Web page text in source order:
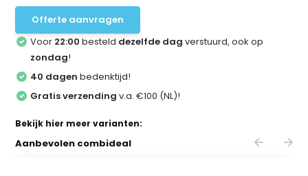
Offerte aanvragen
Voor 22:00 besteld dezelfde dag verstuurd, ook op
zondag!
40 dagen bedenktijd!
Gratis verzending v.a. €100 (NL)!
Bekijk hier meer varianten:
Aanbevolen combideal